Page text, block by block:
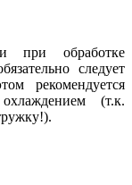
при обработке
следует
рекомендуется
(т.к.